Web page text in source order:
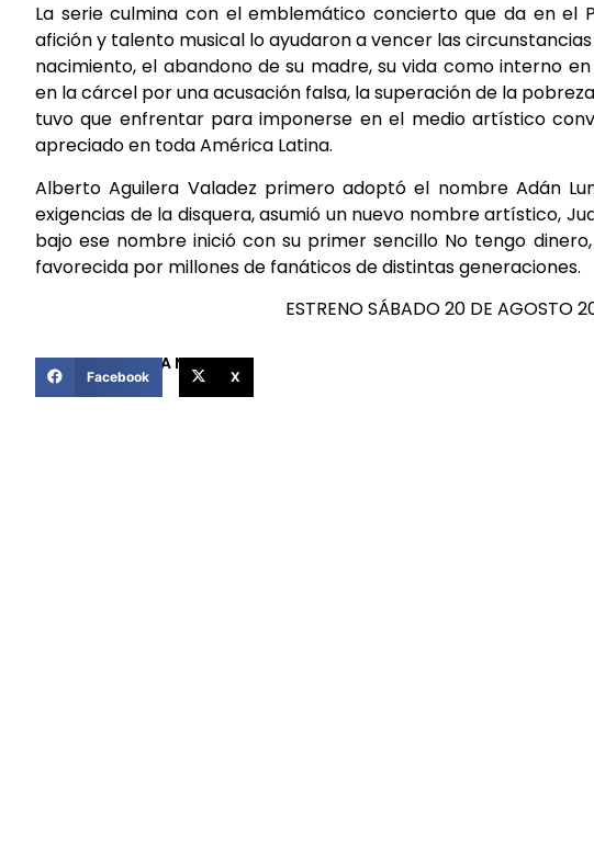
La serie culmina con el emblemático concierto que da en el
afición y talento musical lo ayudaron a vencer las
nacimiento, el abandono de su madre, su vida como interno
en la cárcel por una acusación falsa, la superación de la
tuvo que enfrentar para imponerse en el medio artístico
apreciado en toda América Latina.
Alberto Aguilera Valadez primero adoptó el nombre Adán
exigencias de la disquera, asumió un nuevo nombre artístico,
bajo ese nombre inició con su primer sencillo No tengo
favorecida por millones de fanáticos de distintas generaciones.
ESTRENO SÁBADO 20 DE AGOSTO
COMPARTIR ESTA NOTICIA
Facebook X